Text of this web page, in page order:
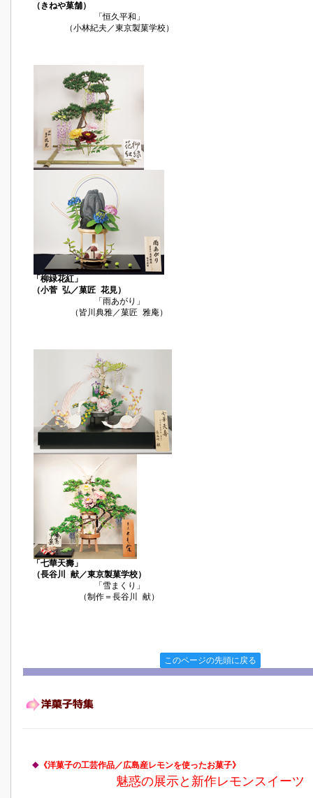
（きねや菓舗）
「恒久平和」
（小林紀夫／東京製菓学校）
「柳緑花紅」
（小菅 弘／菓匠 花見）
「雨あがり」
（皆川典雅／菓匠 雅庵）
「七華天壽」
（長谷川 献／東京製菓学校）
「雪まくり」
（制作＝長谷川 献）
このページの先頭に戻る
◆《洋菓子の工芸作品／広島産レモンを使ったお菓子》
魅惑の展示と新作レモンスイーツ